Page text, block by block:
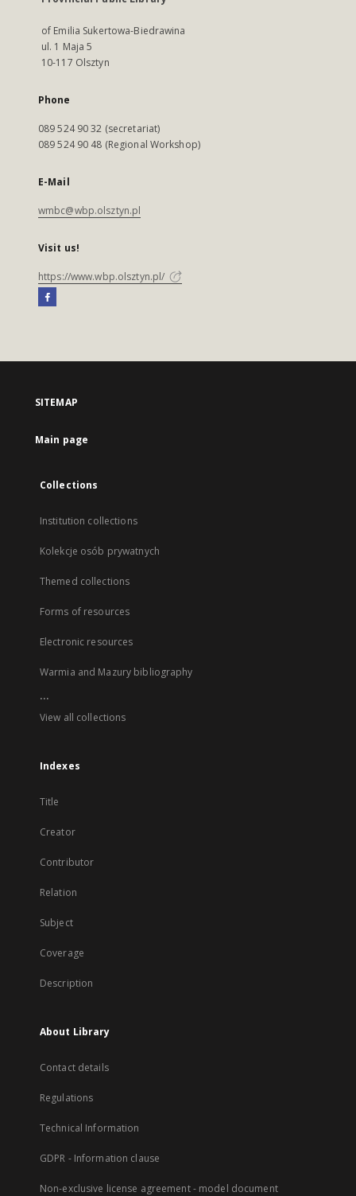
of Emilia Sukertowa-Biedrawina
ul. 1 Maja 5
10-117 Olsztyn
Phone
089 524 90 32 (secretariat)
089 524 90 48 (Regional Workshop)
E-Mail
wmbc@wbp.olsztyn.pl
Visit us!
https://www.wbp.olsztyn.pl/
SITEMAP
Main page
Collections
Institution collections
Kolekcje osób prywatnych
Themed collections
Forms of resources
Electronic resources
Warmia and Mazury bibliography
...
View all collections
Indexes
Title
Creator
Contributor
Relation
Subject
Coverage
Description
About Library
Contact details
Regulations
Technical Information
GDPR - Information clause
Non-exclusive license agreement - model document